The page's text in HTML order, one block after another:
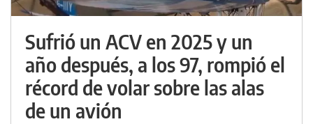
Sufrió un ACV en 2025 y un
año después, a los 97, rompió el
récord de volar sobre las alas
de un avión